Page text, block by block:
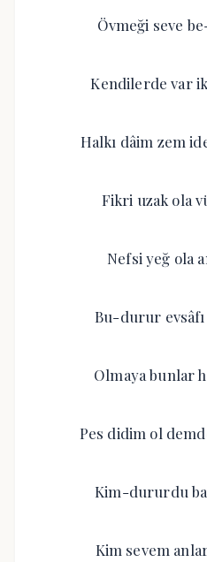
Övmeği seve
Kendilerde var
Halkı dâim zem
Fikri uzak ola
Nefsi yeğ ola
Bu-durur
Olmaya bunlar
Pes didim ol
Kim-dururdu
Kim sevem